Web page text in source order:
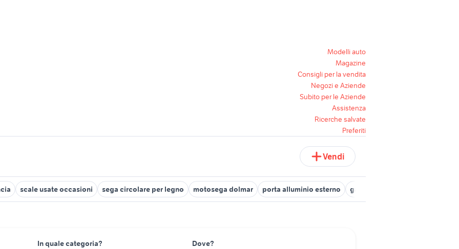
Modelli auto
Magazine
Consigli per la vendita
Negozi e Aziende
Subito per le Aziende
Assistenza
Ricerche salvate
Preferiti
Vendi
scale usate occasioni sega circolare per legno motosega dolmar porta alluminio esterno gazebo in ferro
In quale categoria? Dove?